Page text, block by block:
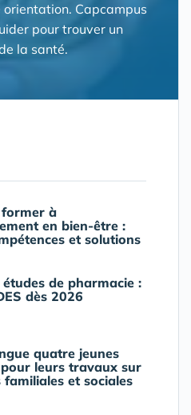
Capcampus
pour trouver un
la santé.
former à
en bien-être :
et solutions
de pharmacie :
dès 2026
quatre jeunes
leurs travaux sur
familiales et sociales